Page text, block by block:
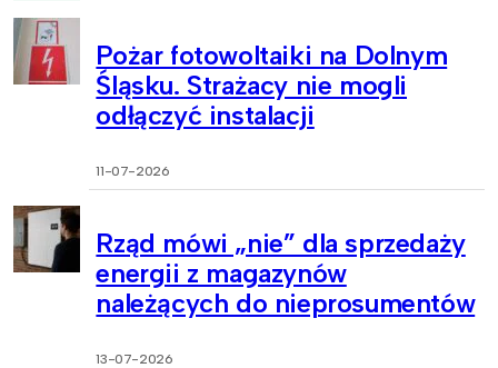
Pożar fotowoltaiki na Dolnym
Śląsku. Strażacy nie mogli
odłączyć instalacji
11-07-2026
Rząd mówi „nie” dla sprzedaży
energii z magazynów
należących do nieprosumentów
13-07-2026